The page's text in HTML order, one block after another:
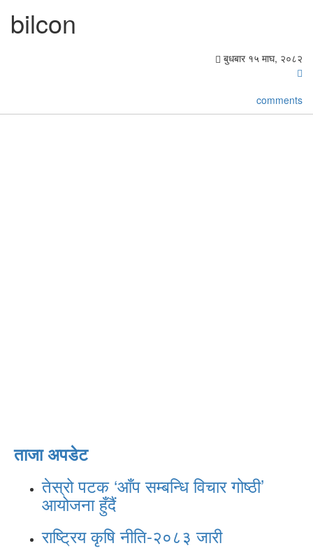
bilcon
बुधबार १५ माघ, २०८२
comments
ताजा अपडेट
तेस्रो पटक ‘आँप सम्बन्धि विचार गोष्ठी’
आयोजना हुँदैं
राष्ट्रिय कृषि नीति-२०८३ जारी